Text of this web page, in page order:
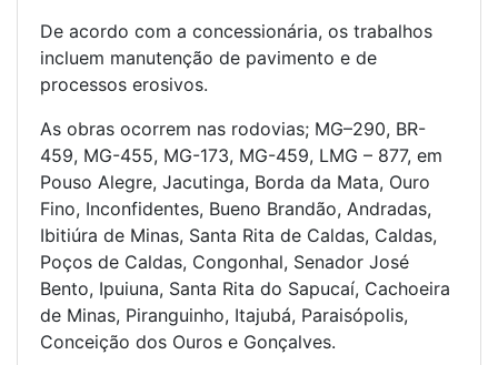
De acordo com a concessionária, os trabalhos
incluem manutenção de pavimento e de
processos erosivos.
As obras ocorrem nas rodovias; MG–290, BR-
459, MG-455, MG-173, MG-459, LMG – 877, em
Pouso Alegre, Jacutinga, Borda da Mata, Ouro
Fino, Inconfidentes, Bueno Brandão, Andradas,
Ibitiúra de Minas, Santa Rita de Caldas, Caldas,
Poços de Caldas, Congonhal, Senador José
Bento, Ipuiuna, Santa Rita do Sapucaí, Cachoeira
de Minas, Piranguinho, Itajubá, Paraisópolis,
Conceição dos Ouros e Gonçalves.